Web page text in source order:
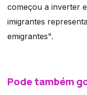
começou a inverter
imigrantes
emigrantes".
Pode também